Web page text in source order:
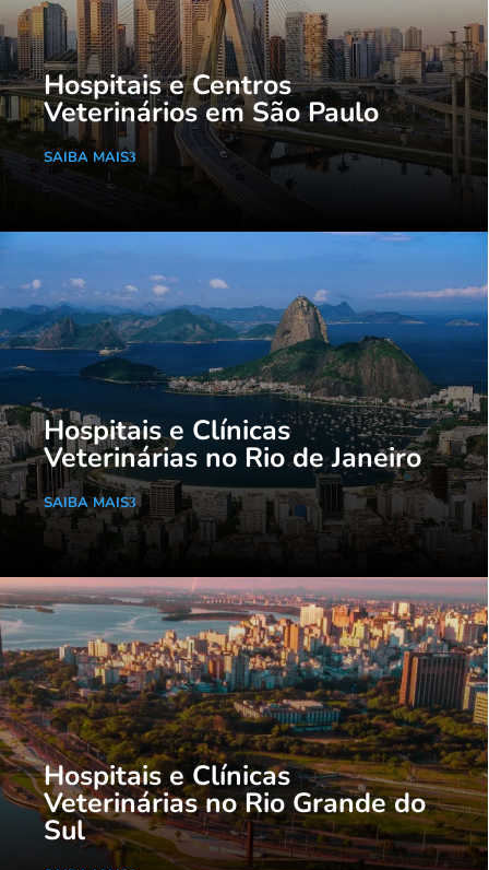
Hospitais e Centros
Veterinários em São Paulo
SAIBA MAIS
Hospitais e Clínicas
Veterinárias no Rio de Janeiro
SAIBA MAIS
Hospitais e Clínicas
Veterinárias no Rio Grande do
Sul